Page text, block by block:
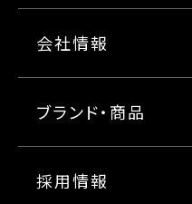
会社情報
ブランド・商品
採用情報